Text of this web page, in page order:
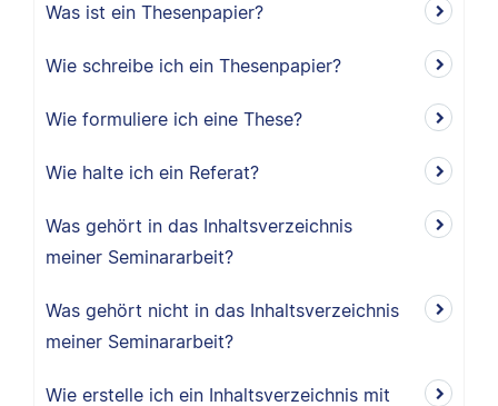
Was ist ein Thesenpapier?
Wie schreibe ich ein Thesenpapier?
Wie formuliere ich eine These?
Wie halte ich ein Referat?
Was gehört in das Inhaltsverzeichnis
meiner Seminararbeit?
Was gehört nicht in das Inhaltsverzeichnis
meiner Seminararbeit?
Wie erstelle ich ein Inhaltsverzeichnis mit